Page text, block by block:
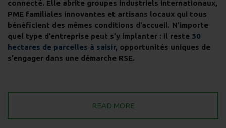
connecté. Elle abrite groupes industriels internationaux,
PME familiales innovantes et artisans locaux qui tous
bénéficient des mêmes conditions d’accueil. N’importe
quel type d’entreprise peut s’y implanter : il reste 30
hectares de parcelles à saisir, opportunités uniques de
s’engager dans une démarche RSE.
READ MORE